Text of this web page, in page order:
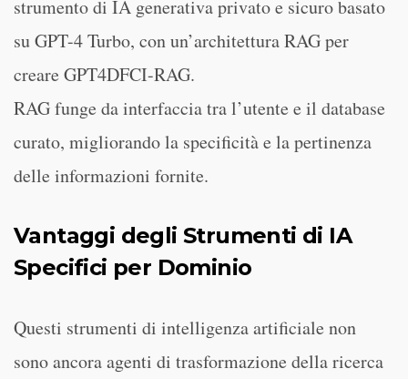
strumento di IA generativa privato e sicuro basato
su GPT-4 Turbo, con un’architettura RAG per
creare GPT4DFCI-RAG.
RAG funge da interfaccia tra l’utente e il database
curato, migliorando la specificità e la pertinenza
delle informazioni fornite.
Vantaggi degli Strumenti di IA
Specifici per Dominio
Questi strumenti di intelligenza artificiale non
sono ancora agenti di trasformazione della ricerca